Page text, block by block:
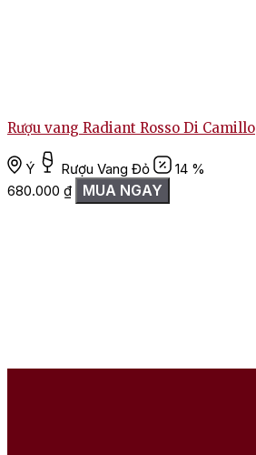
Rượu vang Radiant Rosso Di Camillo
Ý Rượu Vang Đỏ
14 %
680.000 ₫ MUA NGAY